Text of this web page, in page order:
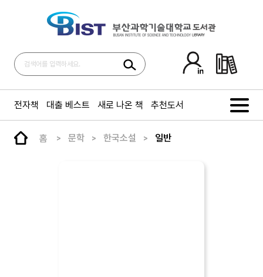
전자책 대출 베스트 새로 나온 책 추천도서
홈 문학 한국소설 일반